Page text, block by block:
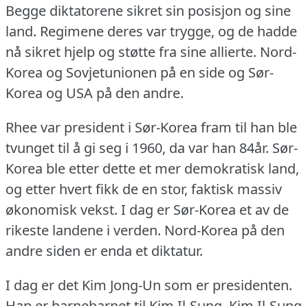
Begge diktatorene sikret sin posisjon og sine
land. Regimene deres var trygge, og de hadde
nå sikret hjelp og støtte fra sine allierte. Nord-
Korea og Sovjetunionen på en side og Sør-
Korea og USA på den andre.
Rhee var president i Sør-Korea fram til han ble
tvunget til å gi seg i 1960, da var han 84år. Sør-
Korea ble etter dette et mer demokratisk land,
og etter hvert fikk de en stor, faktisk massiv
økonomisk vekst. I dag er Sør-Korea et av de
rikeste landene i verden. Nord-Korea på den
andre siden er enda et diktatur.
I dag er det Kim Jong-Un som er presidenten.